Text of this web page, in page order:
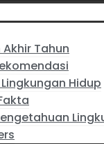
Tahun
Hidup